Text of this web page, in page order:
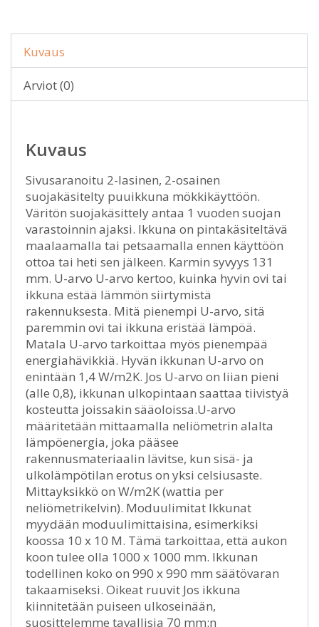
Kuvaus
Arviot (0)
Kuvaus
Sivusaranoitu 2-lasinen, 2-osainen
suojakäsitelty puuikkuna mökkikäyttöön.
Väritön suojakäsittely antaa 1 vuoden suojan
varastoinnin ajaksi. Ikkuna on pintakäsiteltävä
maalaamalla tai petsaamalla ennen käyttöön
ottoa tai heti sen jälkeen. Karmin syvyys 131
mm. U-arvo U-arvo kertoo, kuinka hyvin ovi tai
ikkuna estää lämmön siirtymistä
rakennuksesta. Mitä pienempi U-arvo, sitä
paremmin ovi tai ikkuna eristää lämpöä.
Matala U-arvo tarkoittaa myös pienempää
energiahävikkiä. Hyvän ikkunan U-arvo on
enintään 1,4 W/m2K. Jos U-arvo on liian pieni
(alle 0,8), ikkunan ulkopintaan saattaa tiivistyä
kosteutta joissakin sääoloissa.U-arvo
määritetään mittaamalla neliömetrin alalta
lämpöenergia, joka pääsee
rakennusmateriaalin lävitse, kun sisä- ja
ulkolämpötilan erotus on yksi celsiusaste.
Mittayksikkö on W/m2K (wattia per
neliömetrikelvin). Moduulimitat Ikkunat
myydään moduulimittaisina, esimerkiksi
koossa 10 x 10 M. Tämä tarkoittaa, että aukon
koon tulee olla 1000 x 1000 mm. Ikkunan
todellinen koko on 990 x 990 mm säätövaran
takaamiseksi. Oikeat ruuvit Jos ikkuna
kiinnitetään puiseen ulkoseinään,
suosittelemme tavallisia 70 mm:n